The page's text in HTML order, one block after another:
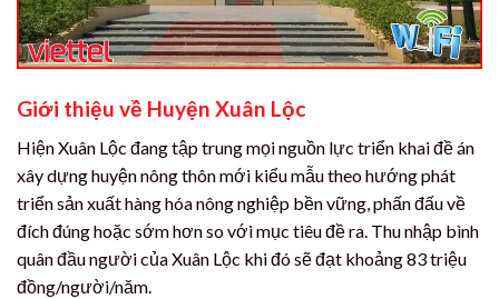
Giới thiệu về Huyện Xuân Lộc
Hiện Xuân Lộc đang tập trung mọi nguồn lực triển khai đề án
xây dựng huyện nông thôn mới kiểu mẫu theo hướng phát
triển sản xuất hàng hóa nông nghiệp bền vững, phấn đấu về
đích đúng hoặc sớm hơn so với mục tiêu đề ra. Thu nhập bình
quân đầu người của Xuân Lộc khi đó sẽ đạt khoảng 83 triệu
đồng/người/năm.